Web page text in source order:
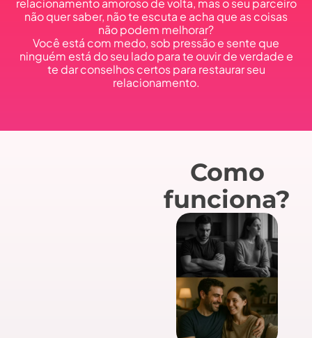
não quer saber, não te escuta e acha que as coisas
não podem melhorar?
Você está com medo, sob pressão e sente que
ninguém está do seu lado para te ouvir de verdade e
te dar conselhos certos para restaurar seu
relacionamento.
Como
funciona?